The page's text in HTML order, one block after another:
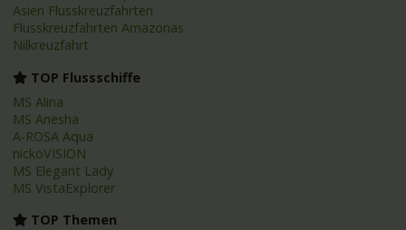
Asien Flusskreuzfahrten
Flusskreuzfahrten Amazonas
Nilkreuzfahrt
TOP Flussschiffe
MS Alina
MS Anesha
A-ROSA Aqua
nickoVISION
MS Elegant Lady
MS VistaExplorer
TOP Themen